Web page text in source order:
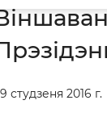
студзеня 2016 г.